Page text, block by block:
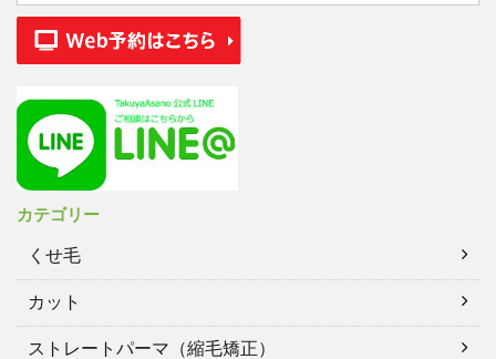
カテゴリー
くせ毛
カット
ストレートパーマ（縮毛矯正）